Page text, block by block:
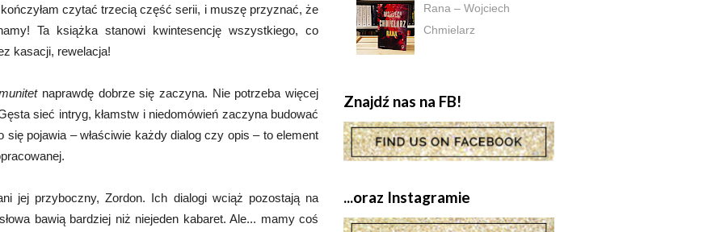
czytać trzecią część serii, i muszę przyznać, że
Ta książka stanowi kwintesencję wszystkiego, co
kasacji, rewelacja!
naprawdę dobrze się zaczyna. Nie potrzeba więcej
sieć intryg, kłamstw i niedomówień zaczyna budować
pojawia – właściwie każdy dialog czy opis – to element
jej przyboczny, Zordon. Ich dialogi wciąż pozostają na
bawią bardziej niż niejeden kabaret. Ale... mamy coś
Rana – Wojciech
Chmielarz
Znajdź nas na FB!
...oraz Instagramie